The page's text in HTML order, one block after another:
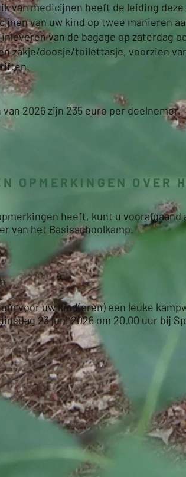
van medicijnen heeft de leiding
van uw kind op twee manieren
van de bagage op zaterdag
zakje/doosje/toilettasje, voorzien
2026 zijn 235 euro per deelnemer.
OPMERKINGEN OVER
heeft, kunt u
van het Basisschoolkamp.
voor uw kind(eren) een leuke
23 juni 2026 om 20.00 uur bij